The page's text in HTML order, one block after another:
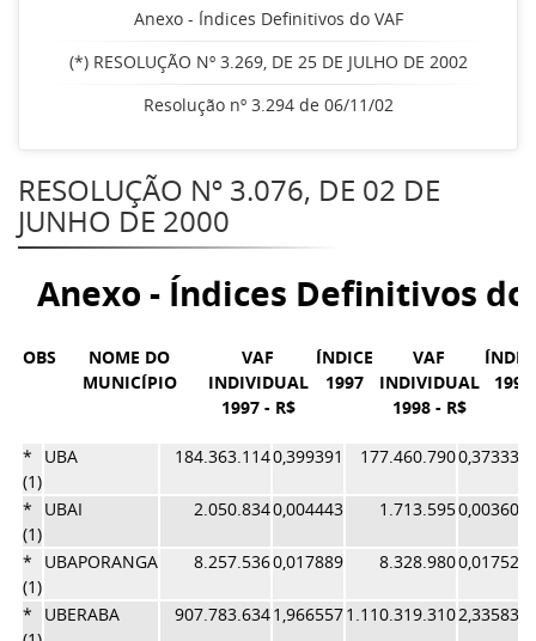
Anexo - Índices Definitivos do VAF
(*) RESOLUÇÃO Nº 3.269, DE 25 DE JULHO DE 2002
Resolução nº 3.294 de 06/11/02
RESOLUÇÃO Nº 3.076, DE 02 DE
JUNHO DE 2000
Anexo - Índices Definitivos do
OBS
NOME DO
MUNICÍPIO
VAF
INDIVIDUAL
1997 - R$
ÍNDICE
1997
VAF
INDIVIDUAL
1998 - R$
1998
*
(1)
UBA 184.363.1140,399391 177.460.7900,373333
*
(1)
UBAI 2.050.8340,004443 1.713.5950,003605
*
(1)
UBAPORANGA 8.257.5360,017889 8.328.9800,017522
*
UBERABA 907.783.6341,9665571.110.319.3102,335834